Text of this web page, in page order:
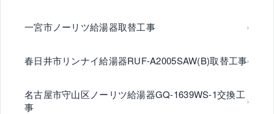
一宮市ノーリツ給湯器取替工事
春日井市リンナイ給湯器RUF-A2005SAW(B)取替工事
名古屋市守山区ノーリツ給湯器GQ-1639WS-1交換工
事